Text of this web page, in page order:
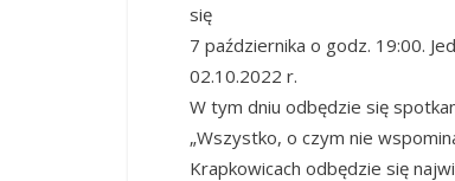
się
7 października o godz. 19:00.
02.10.2022 r.
W tym dniu odbędzie się
„Wszystko, o czym nie
Krapkowicach odbędzie się